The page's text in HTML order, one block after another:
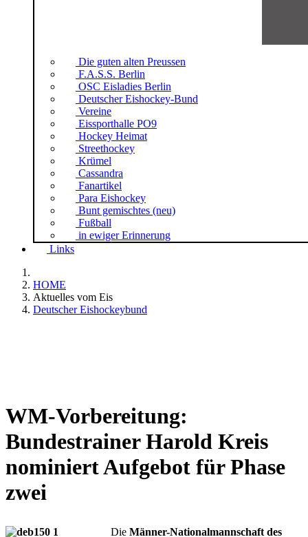
Die guten alten Preussen
F.A.S.S. Berlin
OSC Eisladies Berlin
Deutscher Eishockey-Bund
Vereine
Eissporthalle PO9
Hockey Heimat
Streethockey
Krümel
Cassandra
Fanartikel
Para Eishockey
Bunt gemischtes (neu)
Fußball
in ewiger Erinnerung
Links
HOME
Aktuelles vom Eis
Deutscher Eishockeybund
WM-Vorbereitung:
Bundestrainer Harold Kreis
nominiert Aufgebot für Phase
zwei
Die Männer-Nationalmannschaft des